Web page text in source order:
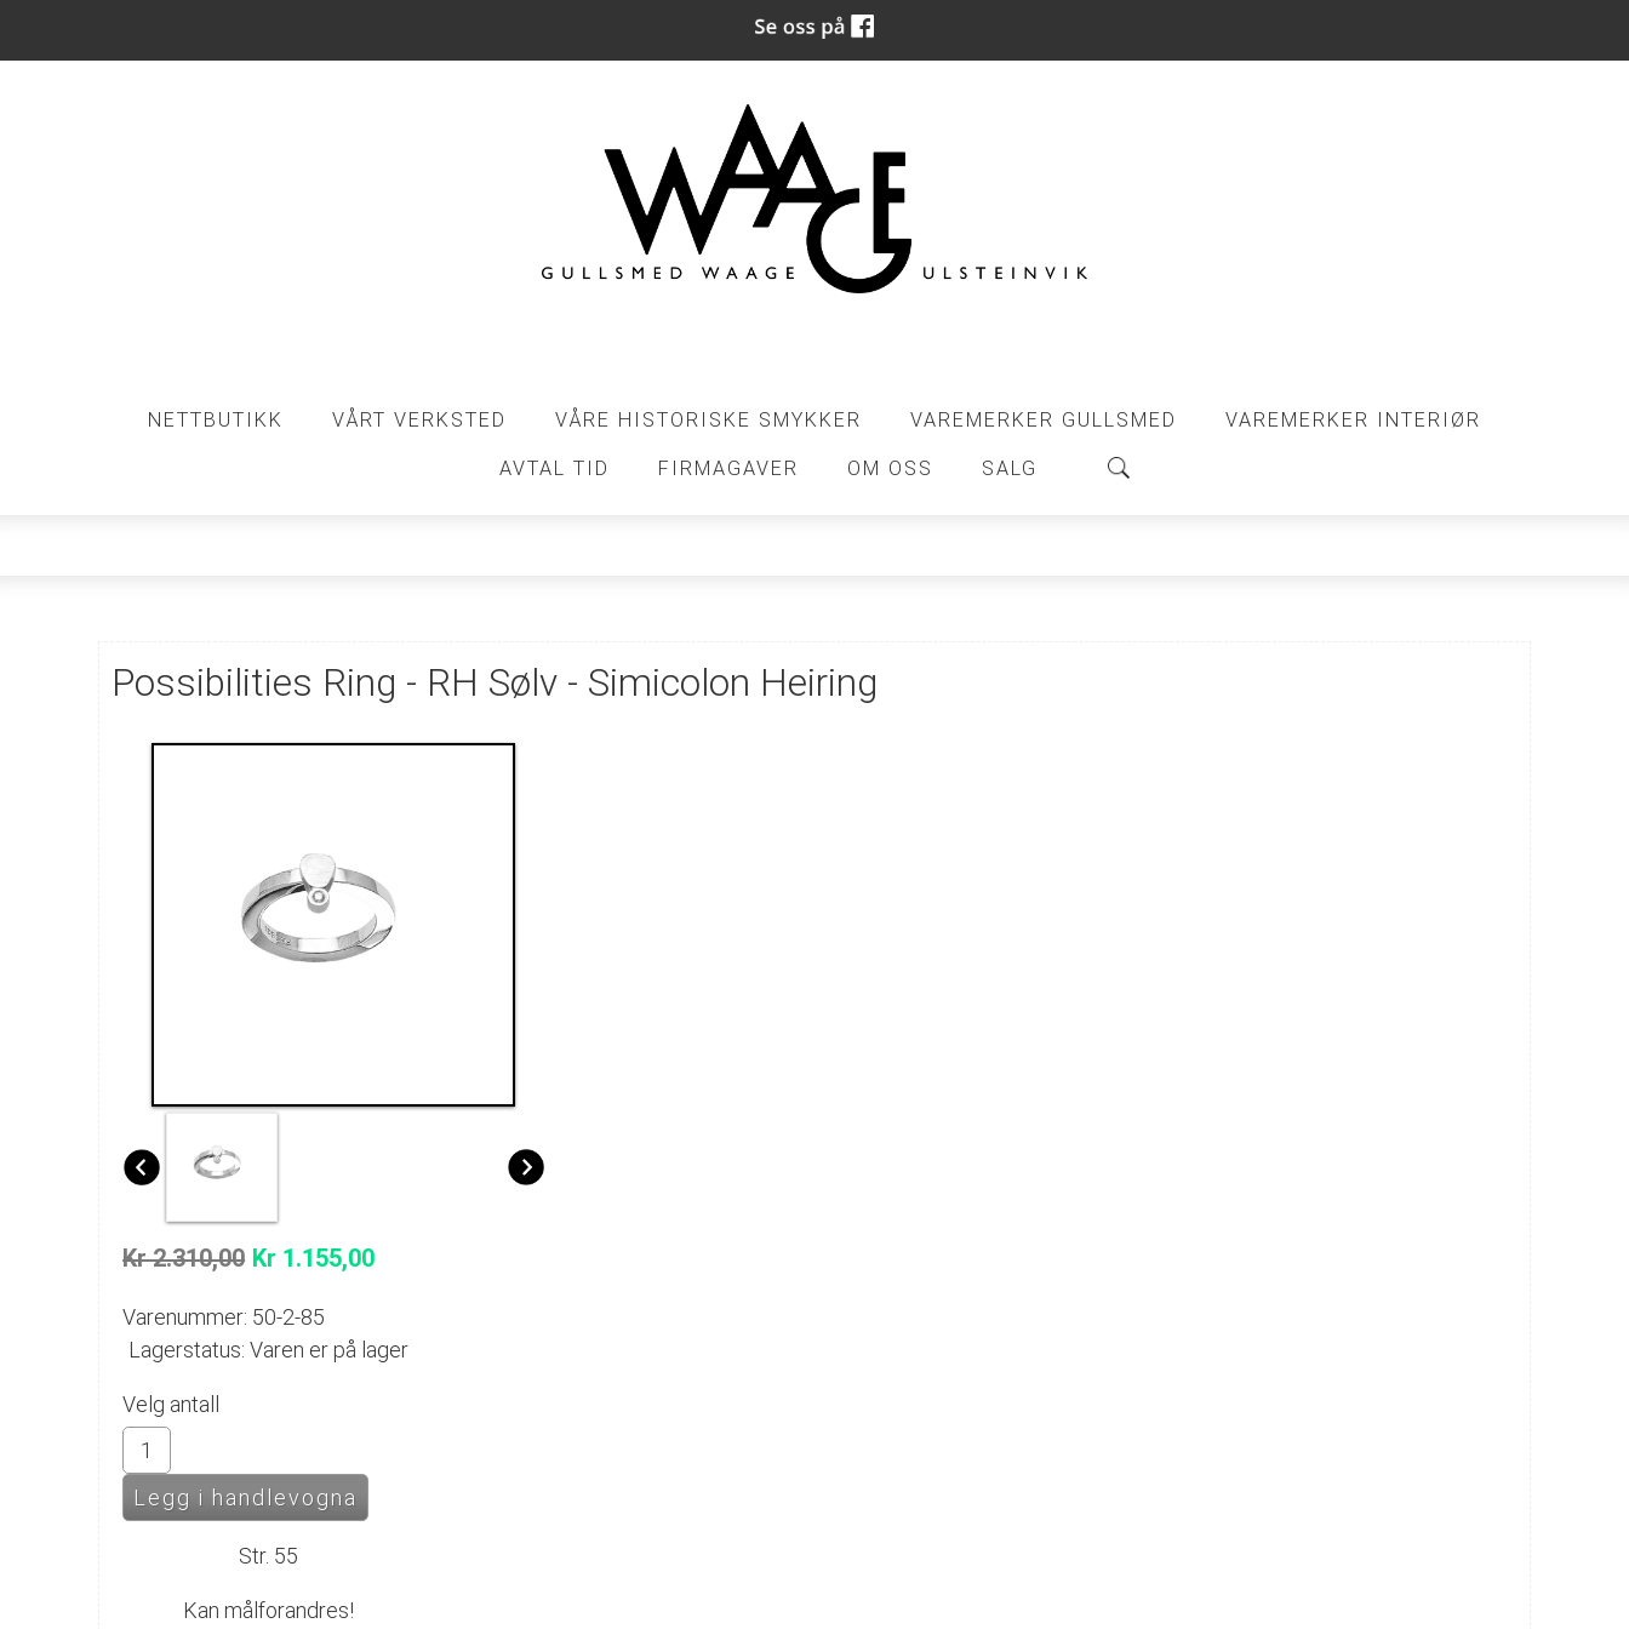
NETTBUTIKK VÅRT VERKSTED VÅRE HISTORISKE SMYKKER VAREMERKER GULLSMED VAREMERKER INTERIØR
AVTAL TID FIRMAGAVER OM OSS SALG
Possibilities Ring - RH Sølv - Simicolon Heiring
Kr 2.310,00 Kr 1.155,00
Varenummer: 50-2-85
Lagerstatus: Varen er på lager
Velg antall
Str. 55
Kan målforandres!